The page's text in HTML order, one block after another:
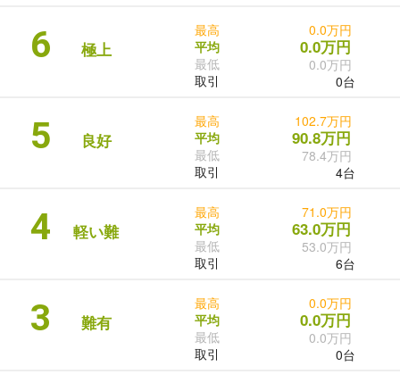
6 極上
最高
平均
最低
取引
0.0万円
0.0万円
0.0万円
0台
5 良好
最高
平均
最低
取引
102.7万円
90.8万円
78.4万円
4台
4 軽い難
最高
平均
最低
取引
71.0万円
63.0万円
53.0万円
6台
3 難有
最高
平均
最低
取引
0.0万円
0.0万円
0.0万円
0台